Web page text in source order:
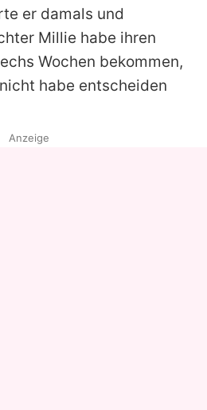
er damals und
Millie habe ihren
Wochen bekommen,
habe entscheiden
Anzeige